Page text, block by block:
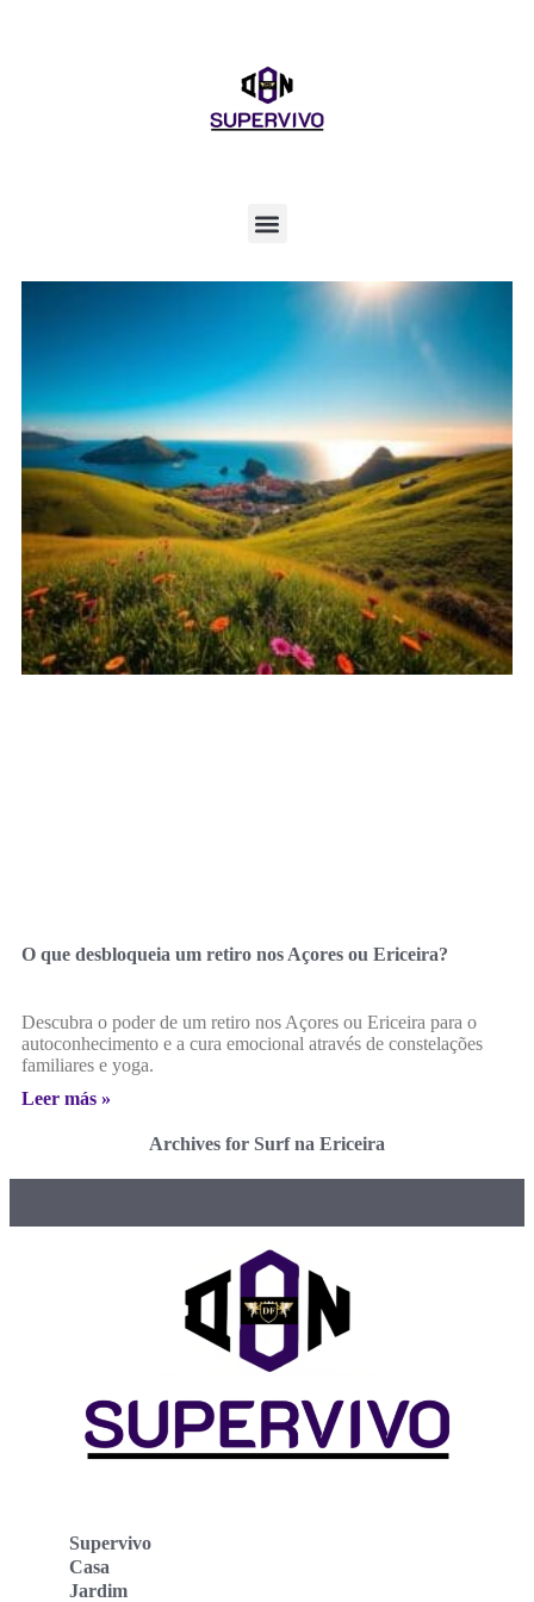
O que desbloqueia um retiro nos Açores ou Ericeira?
Descubra o poder de um retiro nos Açores ou Ericeira para o
autoconhecimento e a cura emocional através de constelações
familiares e yoga.
Leer más »
Archives for Surf na Ericeira
Supervivo
Casa
Jardim